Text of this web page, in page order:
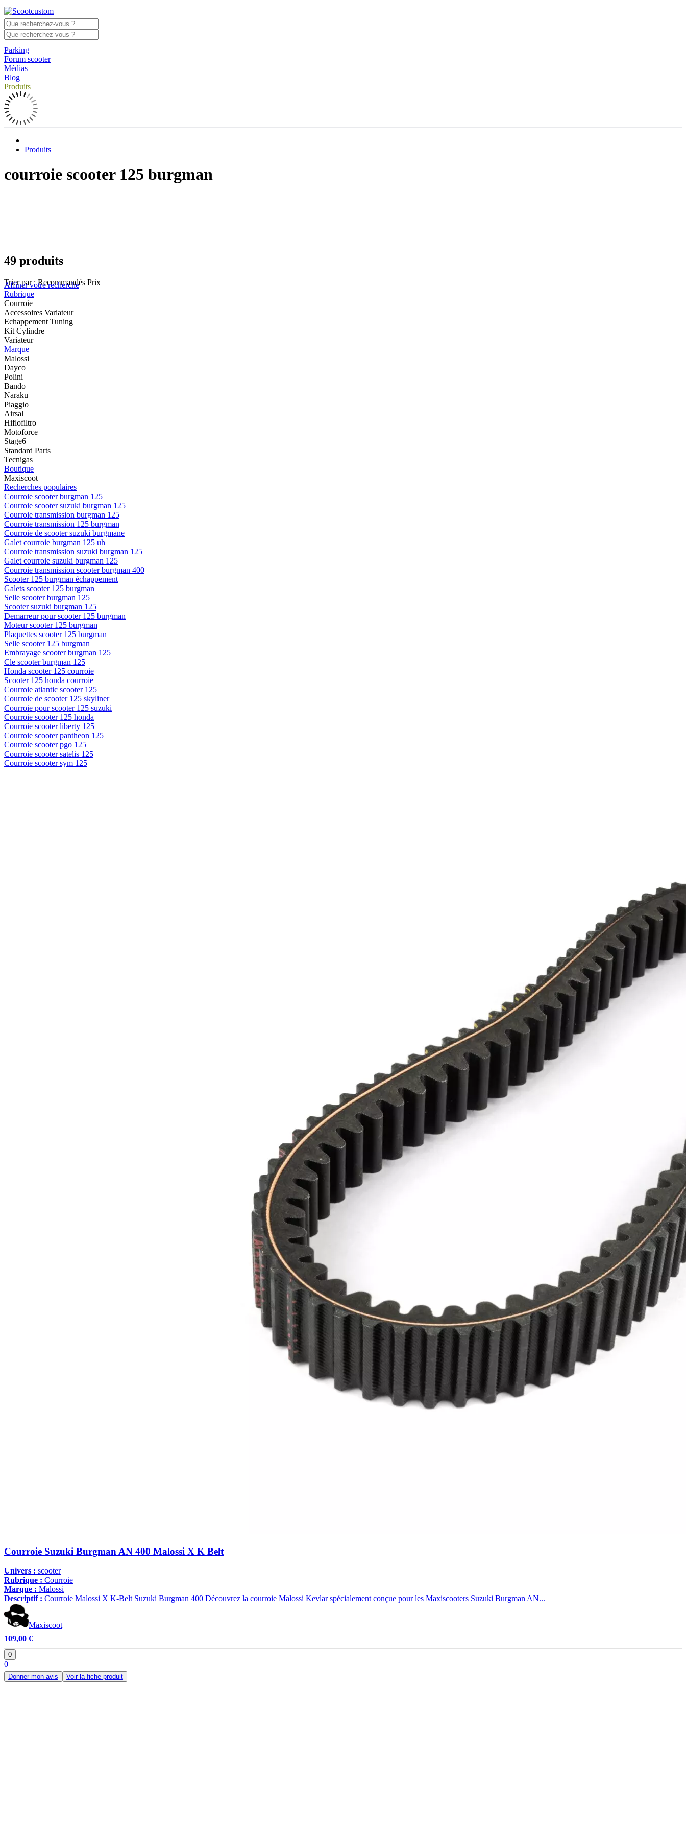
Parking
Forum scooter
Médias
Blog
Produits
Produits
courroie scooter 125 burgman
49 produits
Trier par : Recommandés Prix
Affiner votre recherche
Rubrique
Courroie
Accessoires Variateur
Echappement Tuning
Kit Cylindre
Variateur
Marque
Malossi
Dayco
Polini
Bando
Naraku
Piaggio
Airsal
Hiflofiltro
Motoforce
Stage6
Standard Parts
Tecnigas
Boutique
Maxiscoot
Recherches populaires
Courroie scooter burgman 125
Courroie scooter suzuki burgman 125
Courroie transmission burgman 125
Courroie transmission 125 burgman
Courroie de scooter suzuki burgmane
Galet courroie burgman 125 uh
Courroie transmission suzuki burgman 125
Galet courroie suzuki burgman 125
Courroie transmission scooter burgman 400
Scooter 125 burgman échappement
Galets scooter 125 burgman
Selle scooter burgman 125
Scooter suzuki burgman 125
Demarreur pour scooter 125 burgman
Moteur scooter 125 burgman
Plaquettes scooter 125 burgman
Selle scooter 125 burgman
Embrayage scooter burgman 125
Cle scooter burgman 125
Honda scooter 125 courroie
Scooter 125 honda courroie
Courroie atlantic scooter 125
Courroie de scooter 125 skyliner
Courroie pour scooter 125 suzuki
Courroie scooter 125 honda
Courroie scooter liberty 125
Courroie scooter pantheon 125
Courroie scooter pgo 125
Courroie scooter satelis 125
Courroie scooter sym 125
Courroie Suzuki Burgman AN 400 Malossi X K Belt
Univers : scooter
Rubrique : Courroie
Marque : Malossi
Descriptif : Courroie Malossi X K-Belt Suzuki Burgman 400 Découvrez la courroie Malossi Kevlar spécialement conçue pour les Maxiscooters Suzuki Burgman AN...
Maxiscoot
109,00 €
0
0
Donner mon avis Voir la fiche produit